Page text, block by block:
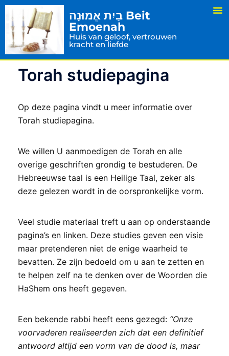
בַיִת אֱמוּנָה Beit
Emoenah
Huis van geloof, vertrouwen
kracht en liefde
Torah studiepagina
Op deze pagina vindt u meer informatie over
Torah studiepagina.
We willen U aanmoedigen de Torah en alle
overige geschriften grondig te bestuderen. De
Hebreeuwse taal is een Heilige Taal, zeker als
deze gelezen wordt in de oorspronkelijke vorm.
Veel studie materiaal treft u aan op onderstaande
pagina’s en linken. Deze studies geven een visie
maar pretenderen niet de enige waarheid te
bevatten. Ze zijn bedoeld om u aan te zetten en
te helpen zelf na te denken over de Woorden die
HaShem ons heeft gegeven.
Een bekende rabbi heeft eens gezegd: “Onze
voorvaderen realiseerden zich dat een definitief
antwoord altijd een vorm van de dood is, maar